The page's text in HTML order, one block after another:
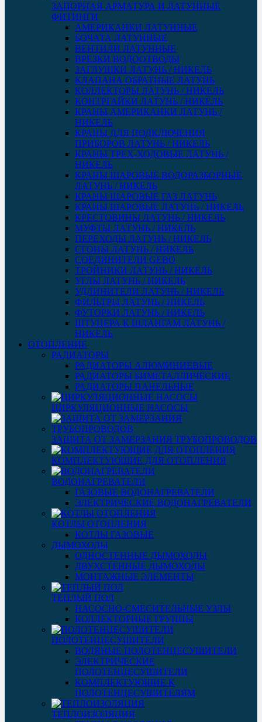
ЗАПОРНАЯ АРМАТУРА И ЛАТУННЫЕ
ФИТИНГИ
АМЕРИКАНКИ ЛАТУННЫЕ
БОЧАТА ЛАТУННЫЕ
ВЕНТИЛИ ЛАТУННЫЕ
ВРЕЗКИ ВОДООТВОДЫ
ЗАГЛУШКИ ЛАТУНЬ / НИКЕЛЬ
КЛАПАНА ОБРАТНЫЕ ЛАТУНЬ
КОЛЛЕКТОРЫ ЛАТУНЬ / НИКЕЛЬ
КОНТРГАЙКИ ЛАТУНЬ / НИКЕЛЬ
КРАНЫ АМЕРИКАНКИ ЛАТУНЬ /
НИКЕЛЬ
КРАНЫ ДЛЯ ПОДКЛЮЧЕНИЯ
ПРИБОРОВ ЛАТУНЬ / НИКЕЛЬ
КРАНЫ ТРЕХ-ХОДОВЫЕ ЛАТУНЬ /
НИКЕЛЬ
КРАНЫ ШАРОВЫЕ ВОДОРАЗБОРНЫЕ
ЛАТУНЬ / НИКЕЛЬ
КРАНЫ ШАРОВЫЕ ГАЗ ЛАТУНЬ
КРАНЫ ШАРОВЫЕ ЛАТУНЬ / НИКЕЛЬ
КРЕСТОВИНЫ ЛАТУНЬ / НИКЕЛЬ
МУФТЫ ЛАТУНЬ / НИКЕЛЬ
ПЕРЕХОДЫ ЛАТУНЬ / НИКЕЛЬ
СГОНЫ ЛАТУНЬ / НИКЕЛЬ
СОЕДИНИТЕЛИ GEBO
ТРОЙНИКИ ЛАТУНЬ / НИКЕЛЬ
УГЛЫ ЛАТУНЬ / НИКЕЛЬ
УДЛИНИТЕЛИ ЛАТУНЬ / НИКЕЛЬ
ФИЛЬТРЫ ЛАТУНЬ / НИКЕЛЬ
ФУТОРКИ ЛАТУНЬ / НИКЕЛЬ
ШТУЦЕРА К ШЛАНГАМ ЛАТУНЬ /
НИКЕЛЬ
ОТОПЛЕНИЕ
РАДИАТОРЫ
РАДИАТОРЫ АЛЮМИНИЕВЫЕ
РАДИАТОРЫ БИМЕТАЛЛИЧЕСКИЕ
РАДИАТОРЫ ПАНЕЛЬНЫЕ
ЦИРКУЛЯЦИОННЫЕ НАСОСЫ
ЗАЩИТА ОТ ЗАМЕРЗАНИЯ ТРУБОПРОВОДОВ
КОМПЛЕКТУЮЩИЕ ДЛЯ ОТОПЛЕНИЯ
ВОДОНАГРЕВАТЕЛИ
ГАЗОВЫЕ ВОДОНАГРЕВАТЕЛИ
ЭЛЕКТРИЧЕСКИЕ ВОДОНАГРЕВАТЕЛИ
КОТЛЫ ОТОПЛЕНИЯ
КОТЛЫ ГАЗОВЫЕ
ДЫМОХОДЫ
ОДНОСТЕННЫЕ ДЫМОХОДЫ
ДВУХСТЕННЫЕ ДЫМОХОДЫ
МОНТАЖНЫЕ ЭЛЕМЕНТЫ
ТЕПЛЫЙ ПОЛ
НАСОСНО-СМЕСИТЕЛЬНЫЕ УЗЛЫ
КОЛЛЕКТОРНЫЕ ГРУППЫ
ПОЛОТЕНЦЕСУШИТЕЛИ
ВОДЯНЫЕ ПОЛОТЕНЦЕСУШИТЕЛИ
ЭЛЕКТРИЧЕСКИЕ
ПОЛОТЕНЦЕСУШИТЕЛИ
КОМПЛЕКТУЮЩИЕ К
ПОЛОТЕНЦЕСУШИТЕЛЯМ
ТЕПЛОИЗОЛЯЦИЯ